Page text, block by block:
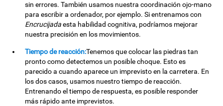
sin errores. También usamos nuestra coordinación ojo-mano
para escribir a ordenador, por ejemplo. Si entrenamos con
Encrucijadaesta habilidad cognitiva, podríamos mejorar
nuestra precisión en los movimientos.
Tiempo de reacción:Tenemos que colocar las piedras tan
pronto como detectemos un posible choque. Esto es
parecido a cuando aparece un imprevisto en la carretera. En
los dos casos, usamos nuestro tiempo de reacción.
Entrenando el tiempo de respuesta, es posible responder
más rápido ante imprevistos.